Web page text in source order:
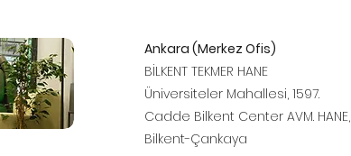
Ankara (Merkez Ofis)
BİLKENT TEKMER HANE
Üniversiteler Mahallesi, 1597.
Cadde Bilkent Center AVM. HANE,
Bilkent-Çankaya